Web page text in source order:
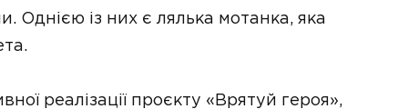
Однією із них є лялька мотанка, яка
реалізації проєкту «Врятуй героя»,